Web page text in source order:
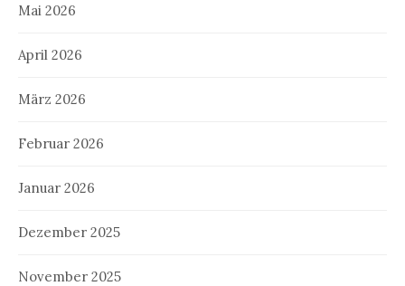
Mai 2026
April 2026
März 2026
Februar 2026
Januar 2026
Dezember 2025
November 2025